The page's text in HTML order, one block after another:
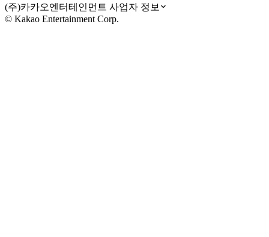
(주)카카오엔터테인먼트 사업자 정보
© Kakao Entertainment Corp.